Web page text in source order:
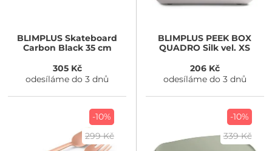
BLIMPLUS Skateboard
Carbon Black 35 cm
305 Kč
odesíláme do 3 dnů
BLIMPLUS PEEK BOX
QUADRO Silk vel. XS
206 Kč
odesíláme do 3 dnů
-10%
299 Kč
-10%
339 Kč